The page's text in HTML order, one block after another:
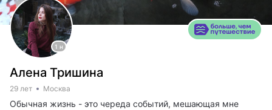
1 н
Алена Тришина
29 лет Москва
Обычная жизнь - это череда событий, мешающая мне